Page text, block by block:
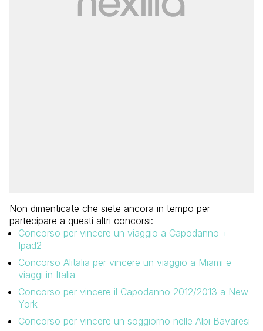
Non dimenticate che siete ancora in tempo per
partecipare a questi altri concorsi:
Concorso per vincere un viaggio a Capodanno +
Ipad2
Concorso Alitalia per vincere un viaggio a Miami e
viaggi in Italia
Concorso per vincere il Capodanno 2012/2013 a New
York
Concorso per vincere un soggiorno nelle Alpi Bavaresi